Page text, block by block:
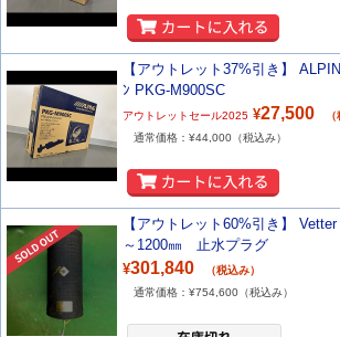
【アウトレット37%引き】
ﾝ PKG-M900SC
アウトレットセール2025 ¥27,500
通常価格：¥44,000 （税込み）
【アウトレット60%引き】
～1200㎜ 止水プラグ
¥301,840
（税込み）
通常価格：¥754,600 （税込み）